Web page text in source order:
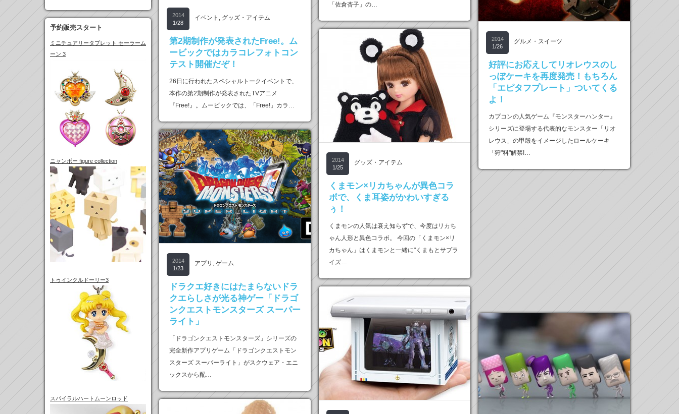
予約販売スタート
ミニチュアリータブレット セーラーム
ーン 3
ニャンボー figure collection
トゥインクルドーリー3
スパイラルハートムーンロッド
「佐倉杏子」の…
2014
1/28
イベント , グッズ・アイテム
第2期制作が発表されたFree!。ム
ービックではカラコレフォトコン
テスト開催だぞ！
26日に行われたスペシャルトークイベントで、
本作の第2期制作が発表されたTVアニメ
『Free!』。ムービックでは、「Free!」カラ…
2014
1/26
グルメ・スイーツ
好評にお応えしてリオレウスのし
っぽケーキを再度発売！もちろん
「エピタフプレート」ついてくる
よ！
カプコンの人気ゲーム『モンスターハンター』
シリーズに登場する代表的なモンスター「リオ
レウス」の甲殻をイメージしたロールケーキ
「狩"料"解禁!…
2014
1/25
グッズ・アイテム
くまモン×リカちゃんが異色コラ
ボで、くま耳姿がかわいすぎる
ぅ！
くまモンの人気は衰え知らずで、今度はリカち
ゃん人形と異色コラボ。 今回の「くまモン×リ
カちゃん」はくまモンと一緒に"くまもとサプラ
イズ…
2014
1/23
アプリ , ゲーム
ドラクエ好きにはたまらないドラ
クエらしさが光る神ゲー「ドラゴ
ンクエストモンスターズ スーパー
ライト」
「ドラゴンクエストモンスターズ」シリーズの
完全新作アプリゲーム「ドラゴンクエストモン
スターズ スーパーライト」がスクウェア・エニ
ックスから配…